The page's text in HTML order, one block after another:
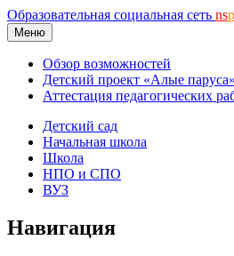
Образовательная социальная сеть ns
Меню
Обзор возможностей
Детский проект «Алые паруса»
Аттестация педагогических
Детский сад
Начальная школа
Школа
НПО и СПО
ВУЗ
Навигация